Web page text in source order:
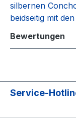
silbernen
beidseitig mit
Bewertungen
Service-